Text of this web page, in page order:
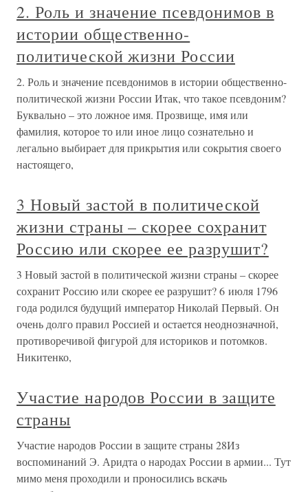
2. Роль и значение псевдонимов в
истории общественно-
политической жизни России
2. Роль и значение псевдонимов в истории общественно-
политической жизни России Итак, что такое псевдоним?
Буквально – это ложное имя. Прозвище, имя или
фамилия, которое то или иное лицо сознательно и
легально выбирает для прикрытия или сокрытия своего
настоящего,
3 Новый застой в политической
жизни страны – скорее сохранит
Россию или скорее ее разрушит?
3 Новый застой в политической жизни страны – скорее
сохранит Россию или скорее ее разрушит? 6 июля 1796
года родился будущий император Николай Первый. Он
очень долго правил Россией и остается неоднозначной,
противоречивой фигурой для историков и потомков.
Никитенко,
Участие народов России в защите
страны
Участие народов России в защите страны 28Из
воспоминаний Э. Аридта о народах России в армии... Тут
мимо меня проходили и проносились вскачь